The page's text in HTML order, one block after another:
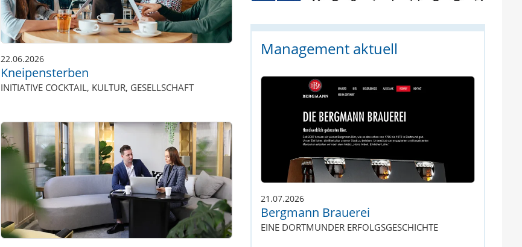
22.06.2026
Kneipensterben
INITIATIVE COCKTAIL, KULTUR, GESELLSCHAFT
Management aktuell
21.07.2026
Bergmann Brauerei
EINE DORTMUNDER ERFOLGSGESCHICHTE